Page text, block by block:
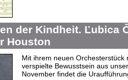
der Kindheit. Ľubica
Houston
Mit ihrem neuen Orchesterstück
verspielte Bewusstsein aus
November findet die